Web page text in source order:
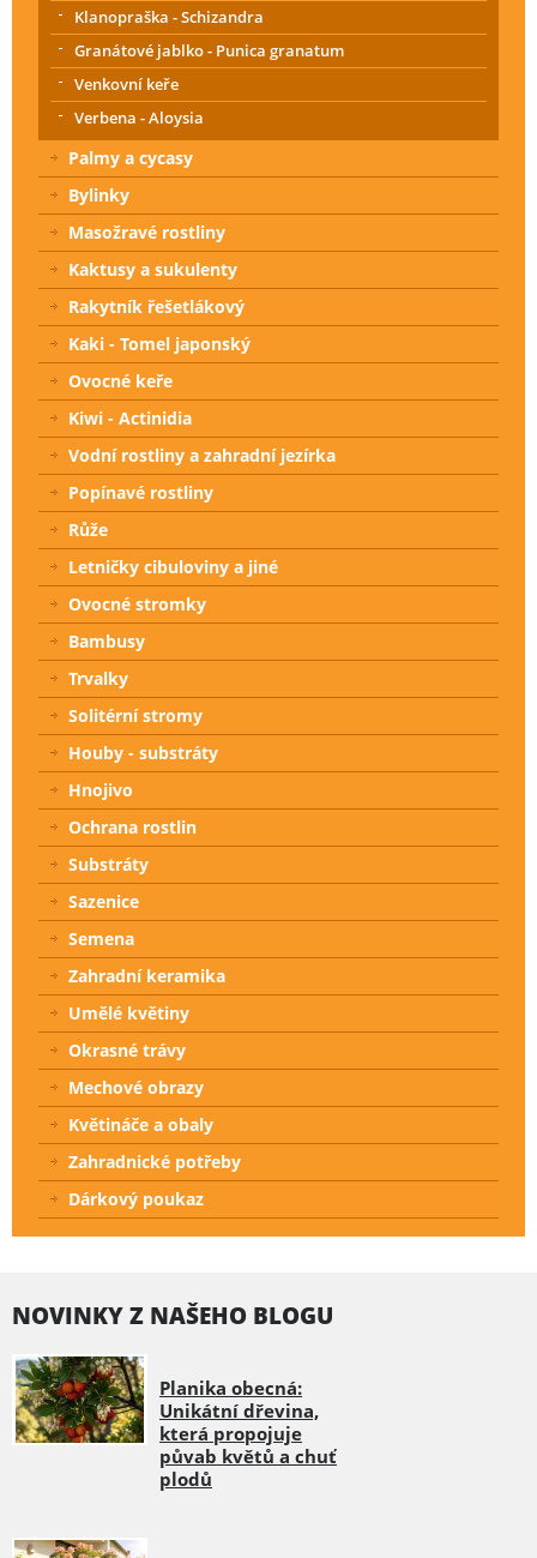
Klanopraška - Schizandra
Granátové jablko - Punica granatum
Venkovní keře
Verbena - Aloysia
Palmy a cycasy
Bylinky
Masožravé rostliny
Kaktusy a sukulenty
Rakytník řešetlákový
Kaki - Tomel japonský
Ovocné keře
Kiwi - Actinidia
Vodní rostliny a zahradní jezírka
Popínavé rostliny
Růže
Letničky cibuloviny a jiné
Ovocné stromky
Bambusy
Trvalky
Solitérní stromy
Houby - substráty
Hnojivo
Ochrana rostlin
Substráty
Sazenice
Semena
Zahradní keramika
Umělé květiny
Okrasné trávy
Mechové obrazy
Květináče a obaly
Zahradnické potřeby
Dárkový poukaz
NOVINKY Z NAŠEHO BLOGU
Planika obecná:
Unikátní dřevina,
která propojuje
půvab květů a chuť
plodů